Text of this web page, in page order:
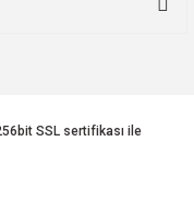
SSL sertifikası ile